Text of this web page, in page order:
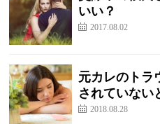
いい？
2017.08.02
元カレのトラ
されていない
2018.08.28